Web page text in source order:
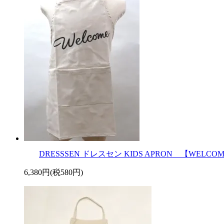
DRESSSEN ドレスセン KIDS APRON 【
6,380円(税580円)